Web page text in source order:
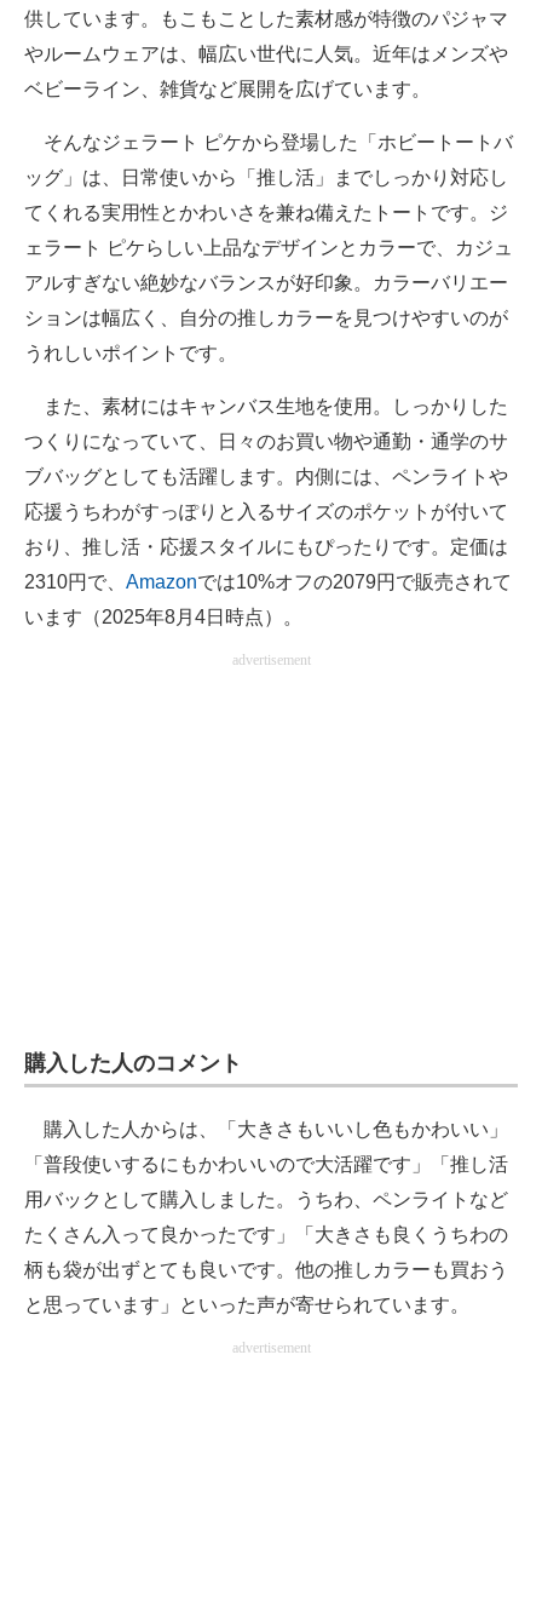
供しています。もこもことした素材感が特徴のパジャマ
やルームウェアは、幅広い世代に人気。近年はメンズや
ベビーライン、雑貨など展開を広げています。
そんなジェラート ピケから登場した「ホビートートバ
ッグ」は、日常使いから「推し活」までしっかり対応し
てくれる実用性とかわいさを兼ね備えたトートです。ジ
ェラート ピケらしい上品なデザインとカラーで、カジュ
アルすぎない絶妙なバランスが好印象。カラーバリエー
ションは幅広く、自分の推しカラーを見つけやすいのが
うれしいポイントです。
また、素材にはキャンバス生地を使用。しっかりした
つくりになっていて、日々のお買い物や通勤・通学のサ
ブバッグとしても活躍します。内側には、ペンライトや
応援うちわがすっぽりと入るサイズのポケットが付いて
おり、推し活・応援スタイルにもぴったりです。定価は
2310円で、 Amazonでは10%オフの2079円で販売されて
います（2025年8月4日時点）。
advertisement
購入した人のコメント
購入した人からは、「大きさもいいし色もかわいい」
「普段使いするにもかわいいので大活躍です」「推し活
用バックとして購入しました。うちわ、ペンライトなど
たくさん入って良かったです」「大きさも良くうちわの
柄も袋が出ずとても良いです。他の推しカラーも買おう
と思っています」といった声が寄せられています。
advertisement